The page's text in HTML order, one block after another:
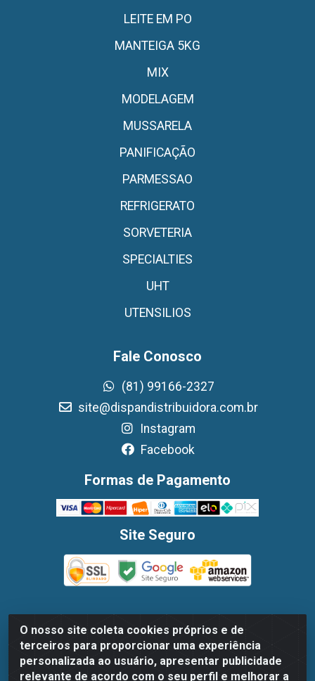
O nosso site coleta cookies próprios e de
terceiros para proporcionar uma experiência
personalizada ao usuário, apresentar publicidade
relevante de acordo com o seu perfil e melhorar a
LEITE EM PO
MANTEIGA 5KG
MIX
MODELAGEM
MUSSARELA
PANIFICAÇÃO
PARMESSAO
REFRIGERATO
SORVETERIA
SPECIALTIES
UHT
UTENSILIOS
Fale Conosco
(81) 99166-2327
site@dispandistribuidora.com.br
Instagram
Facebook
Formas de Pagamento
Site Seguro
Dispan Distribuidora de Alimentos LTDA - Avenida
Marechal Mascarenhas De Moraes, 1048- Imbiribeira,
Recife/PE - CEP 51.170-000 - CNPJ 30.779.584/0003-78